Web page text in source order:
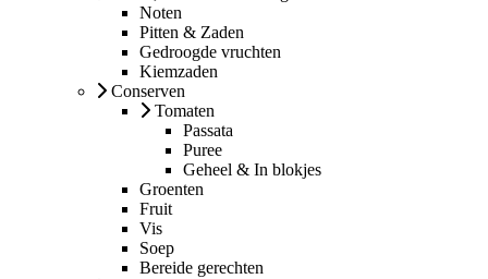
Noten
Pitten & Zaden
Gedroogde vruchten
Kiemzaden
Conserven
Tomaten
Passata
Puree
Geheel & In blokjes
Groenten
Fruit
Vis
Soep
Bereide gerechten